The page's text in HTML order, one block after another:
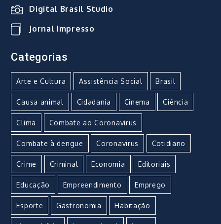
Digital Brasil Studio
Jornal Impresso
Categorias
Arte e Cultura Assistência Social Brasil
Causa animal Cidadania Cinema Ciência
Clima Combate ao Coronavirus
Combate à dengue Coronavirus Cotidiano
Crime Criminal Economia Editoriais
Educação Empreendimento Emprego
Esporte Gastronomia Habitação